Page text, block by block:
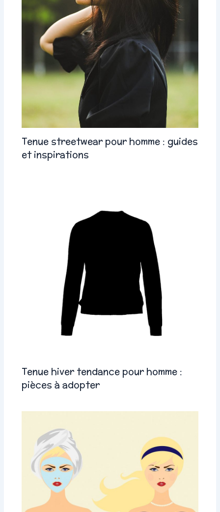
Tenue streetwear pour homme : guides
et inspirations
Tenue hiver tendance pour homme :
pièces à adopter